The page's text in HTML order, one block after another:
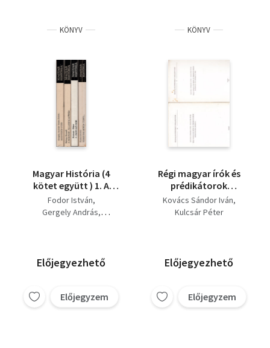
KÖNYV
Magyar História (4
kötet együtt ) 1. A
Jagelló-kor, 2. A
magyar államalapítás,
Fodor István
Gergely András
Előjegyezhető
Előjegyzem
KÖNYV
Régi magyar írók és
prédikátorok
kiadatlan levelei I-II.
1968. -
Kovács Sándor Iván
Kulcsár Péter
Előjegyezhető
Előjegyzem